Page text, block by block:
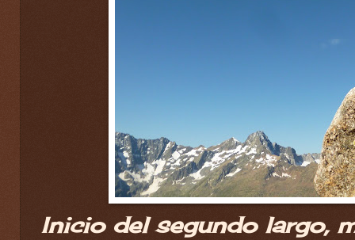
Inicio del segundo largo,